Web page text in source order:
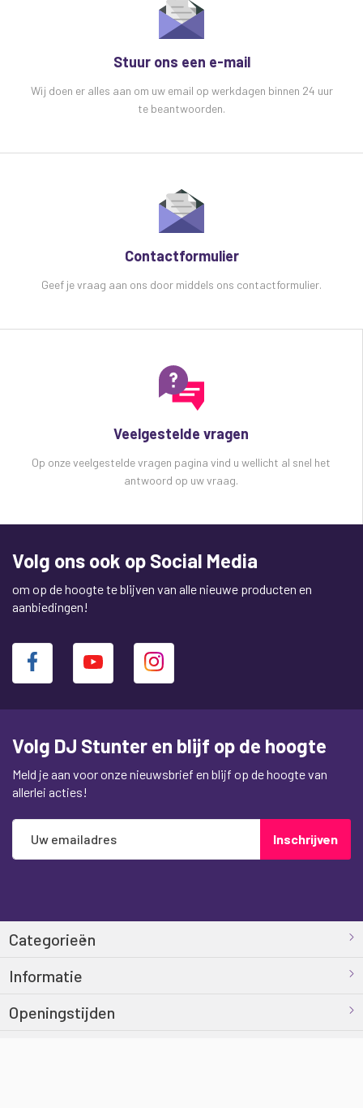
Stuur ons een e-mail
Wij doen er alles aan om uw email op werkdagen binnen 24 uur
te beantwoorden.
Contactformulier
Geef je vraag aan ons door middels ons contactformulier.
Veelgestelde vragen
Op onze veelgestelde vragen pagina vind u wellicht al snel het
antwoord op uw vraag.
Volg ons ook op Social Media
om op de hoogte te blijven van alle nieuwe producten en
aanbiedingen!
Volg DJ Stunter en blijf op de hoogte
Meld je aan voor onze nieuwsbrief en blijf op de hoogte van
allerlei acties!
Abonneer
op
Inschrijven
Categorieën
Informatie
Openingstijden